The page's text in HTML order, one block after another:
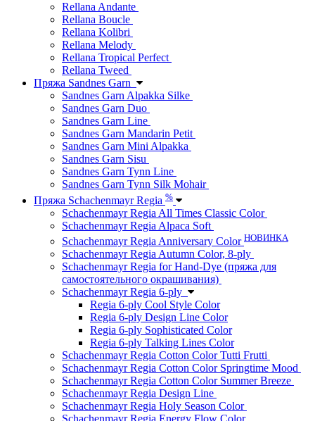
Rellana Andante
Rellana Boucle
Rellana Kolibri
Rellana Melody
Rellana Tropical Perfect
Rellana Tweed
Пряжа Sandnes Garn
Sandnes Garn Alpakka Silke
Sandnes Garn Duo
Sandnes Garn Line
Sandnes Garn Mandarin Petit
Sandnes Garn Mini Alpakka
Sandnes Garn Sisu
Sandnes Garn Tynn Line
Sandnes Garn Tynn Silk Mohair
Пряжа Schachenmayr Regia %
Schachenmayr Regia All Times Classic Color
Schachenmayr Regia Alpaca Soft
Schachenmayr Regia Anniversary Color НОВИНКА
Schachenmayr Regia Autumn Color, 8-ply
Schachenmayr Regia for Hand-Dye (пряжа для
самостоятельного окрашивания)
Schachenmayr Regia 6-ply
Regia 6-ply Cool Style Color
Regia 6-ply Design Line Color
Regia 6-ply Sophisticated Color
Regia 6-ply Talking Lines Color
Schachenmayr Regia Cotton Color Tutti Frutti
Schachenmayr Regia Cotton Color Springtime Mood
Schachenmayr Regia Cotton Color Summer Breeze
Schachenmayr Regia Design Line
Schachenmayr Regia Holy Season Color
Schachenmayr Regia Energy Flow Color